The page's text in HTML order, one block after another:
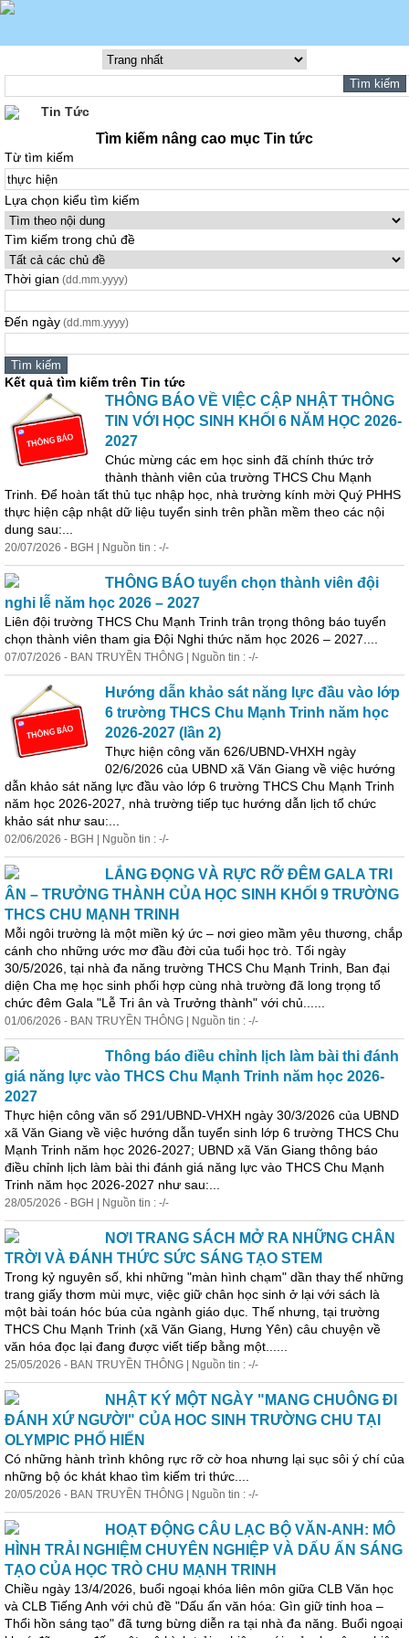
Tin Tức
Tìm kiếm nâng cao mục Tin tức
Từ tìm kiếm
Lựa chọn kiểu tìm kiếm
Tìm kiếm trong chủ đề
Thời gian (dd.mm.yyyy)
Đến ngày (dd.mm.yyyy)
Kết quả tìm kiếm trên Tin tức
THÔNG BÁO VỀ VIỆC CẬP NHẬT THÔNG
TIN VỚI HỌC SINH KHỐI 6 NĂM HỌC 2026-
2027
Chúc mừng các em học sinh đã chính thức trở
thành thành viên của trường THCS Chu Mạnh
Trinh. Để hoàn tất thủ tục nhập học, nhà trường kính mời Quý PHHS
thực hiện cập nhật dữ liệu tuyển sinh trên phần mềm theo các nội
dung sau:...
20/07/2026 - BGH | Nguồn tin : -/-
THÔNG BÁO tuyển chọn thành viên đội
nghi lễ năm học 2026 – 2027
Liên đội trường THCS Chu Mạnh Trinh trân trọng thông báo tuyển
chọn thành viên tham gia Đội Nghi thức năm học 2026 – 2027....
07/07/2026 - BAN TRUYỀN THÔNG | Nguồn tin : -/-
Hướng dẫn khảo sát năng lực đầu vào lớp
6 trường THCS Chu Mạnh Trinh năm học
2026-2027 (lần 2)
Thực hiện công văn 626/UBND-VHXH ngày
02/6/2026 của UBND xã Văn Giang về việc hướng
dẫn khảo sát năng lực đầu vào lớp 6 trường THCS Chu Mạnh Trinh
năm học 2026-2027, nhà trường tiếp tục hướng dẫn lịch tổ chức
khảo sát như sau:...
02/06/2026 - BGH | Nguồn tin : -/-
LẮNG ĐỌNG VÀ RỰC RỠ ĐÊM GALA TRI
ÂN – TRƯỞNG THÀNH CỦA HỌC SINH KHỐI 9 TRƯỜNG
THCS CHU MẠNH TRINH
Mỗi ngôi trường là một miền ký ức – nơi gieo mầm yêu thương, chắp
cánh cho những ước mơ đầu đời của tuổi học trò. Tối ngày
30/5/2026, tại nhà đa năng trường THCS Chu Mạnh Trinh, Ban đại
diện Cha mẹ học sinh phối hợp cùng nhà trường đã long trọng tổ
chức đêm Gala "Lễ Tri ân và Trưởng thành" với chủ......
01/06/2026 - BAN TRUYỀN THÔNG | Nguồn tin : -/-
Thông báo điều chỉnh lịch làm bài thi đánh
giá năng lực vào THCS Chu Mạnh Trinh năm học 2026-
2027
Thực hiện công văn số 291/UBND-VHXH ngày 30/3/2026 của UBND
xã Văn Giang về việc hướng dẫn tuyển sinh lớp 6 trường THCS Chu
Mạnh Trinh năm học 2026-2027; UBND xã Văn Giang thông báo
điều chỉnh lịch làm bài thi đánh giá năng lực vào THCS Chu Mạnh
Trinh năm học 2026-2027 như sau:...
28/05/2026 - BGH | Nguồn tin : -/-
NƠI TRANG SÁCH MỞ RA NHỮNG CHÂN
TRỜI VÀ ĐÁNH THỨC SỨC SÁNG TẠO STEM
Trong kỷ nguyên số, khi những "màn hình chạm" dần thay thế những
trang giấy thơm mùi mực, việc giữ chân học sinh ở lại với sách là
một bài toán hóc búa của ngành giáo dục. Thế nhưng, tại trường
THCS Chu Mạnh Trinh (xã Văn Giang, Hưng Yên) câu chuyện về
văn hóa đọc lại đang được viết tiếp bằng một......
25/05/2026 - BAN TRUYỀN THÔNG | Nguồn tin : -/-
NHẬT KÝ MỘT NGÀY "MANG CHUÔNG ĐI
ĐÁNH XỨ NGƯỜI" CỦA HOC SINH TRƯỜNG CHU TẠI
OLYMPIC PHỐ HIẾN
Có những hành trình không rực rỡ cờ hoa nhưng lại sục sôi ý chí của
những bộ óc khát khao tìm kiếm tri thức....
20/05/2026 - BAN TRUYỀN THÔNG | Nguồn tin : -/-
HOẠT ĐỘNG CÂU LẠC BỘ VĂN-ANH: MÔ
HÌNH TRẢI NGHIỆM CHUYÊN NGHIỆP VÀ DẤU ẤN SÁNG
TẠO CỦA HỌC TRÒ CHU MẠNH TRINH
Chiều ngày 13/4/2026, buổi ngoại khóa liên môn giữa CLB Văn học
và CLB Tiếng Anh với chủ đề "Dấu ấn văn hóa: Gìn giữ tinh hoa –
Thổi hồn sáng tạo" đã tưng bừng diễn ra tại nhà đa năng. Buổi ngoại